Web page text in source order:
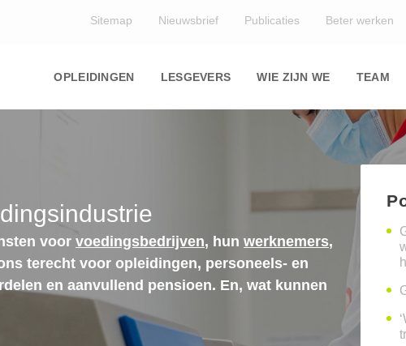
Sitemap Nieuwsbrief Publicaties Beter werken
navigation
OPLEIDINGEN LESGEVERS WIE ZIJN WE TEAM
voor voedingsbedrijven, hun werknemers,
terecht voor opleidingen, personeels- en
en aanvullend pensioen. En, wat kunnen